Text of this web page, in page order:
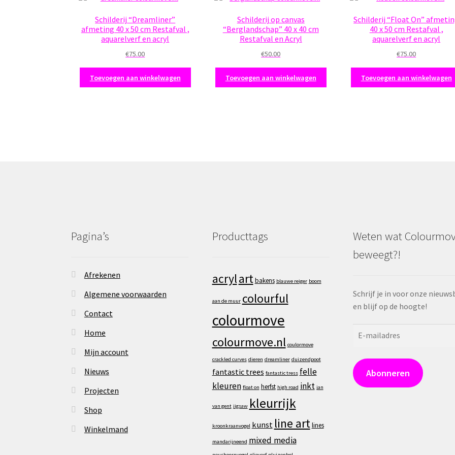
Schilderij “Dreamliner”
afmeting 40 x 50 cm Restafval ,
aquarelverf en acryl
€75.00
Toevoegen aan winkelwagen
Schilderij op canvas
“Berglandschap” 40 x 40 cm
Restafval en Acryl
€50.00
Toevoegen aan winkelwagen
Schilderij “Float On”
40 x 50 cm Restafval ,
aquarelverf en acryl
€75.00
Toevoegen aan winkelwagen
Pagina’s
Afrekenen
Algemene voorwaarden
Contact
Home
Mijn account
Nieuws
Projecten
Shop
Winkelmand
Producttags
acrylart bakens blauwe reiger boom
aan de muur colourful
colourmove
colourmove.nl coulormove
crackled curves dieren dreamliner duizendpoot
fantastic trees fantastic tress felle
kleuren float on herfst high road inkt jan
van gent jigsaw kleurrijk
kroonkraanvogel kunst line art lines
mandarijneend mixed media
Weten wat
beweegt?!
Schrijf je in voor onze
en blijf op de hoogte!
Abonneren